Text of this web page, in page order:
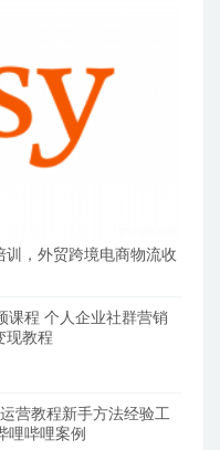
训，外贸跨境电商物流收
课程 个人企业社群营销
现教程
营教程新手方法经验工
哩哔哩案例